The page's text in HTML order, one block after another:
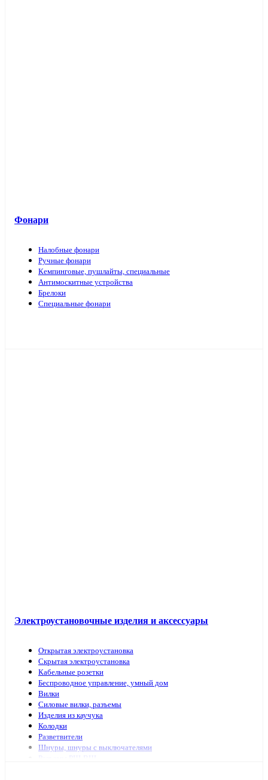
Фонари
Налобные фонари
Ручные фонари
Кемпинговые, пушлайты, специальные
Антимоскитные устройства
Брелоки
Специальные фонари
Электроустановочные изделия и аксессуары
Открытая электроустановка
Скрытая электроустановка
Кабельные розетки
Беспроводное управление, умный дом
Вилки
Силовые вилки, разъемы
Изделия из каучука
Колодки
Разветвители
Шнуры, шнуры с выключателями
Разъемы РШ-ВШ